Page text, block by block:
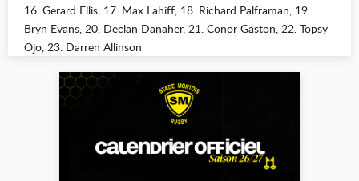
16. Gerard Ellis, 17. Max Lahiff, 18. Richard Palframan, 19.
Bryn Evans, 20. Declan Danaher, 21. Conor Gaston, 22. Topsy
Ojo, 23. Darren Allinson